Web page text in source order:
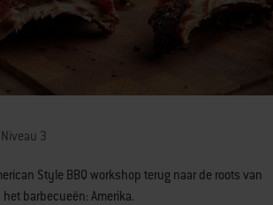
Style BBQ workshop terug naar de roots van